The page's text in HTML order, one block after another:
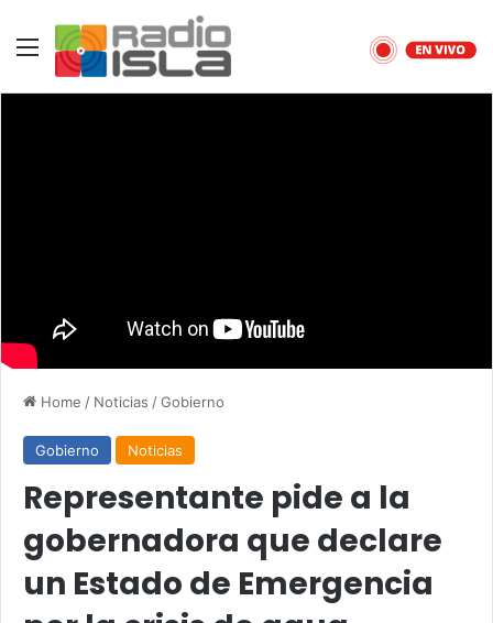
Menu
Home / Noticias /Gobierno
Gobierno Noticias
Representante pide a la
gobernadora que declare
un Estado de Emergencia